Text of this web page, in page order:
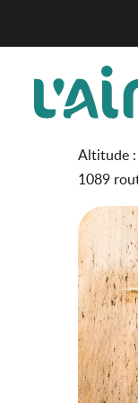
principal
HÔTEL -
Altitude
1089